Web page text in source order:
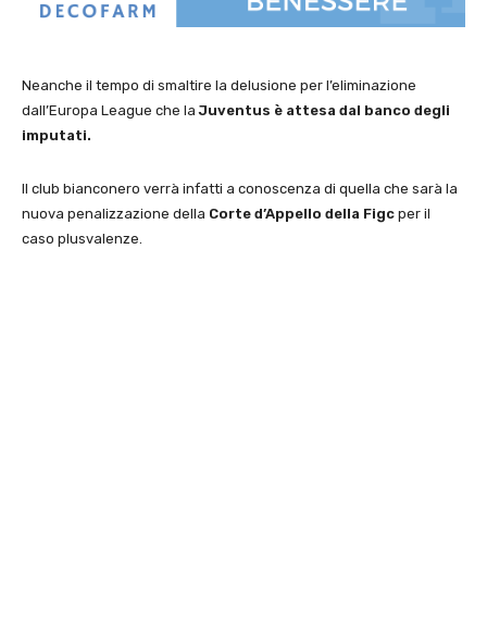
Neanche il tempo di smaltire la delusione per l’eliminazione
dall’Europa League che laJuventus è attesa dal banco degli
imputati.
Il club bianconero verrà infatti a conoscenza di quella che sarà la
nuova penalizzazione della Corte d’Appello della Figc per il
caso plusvalenze.